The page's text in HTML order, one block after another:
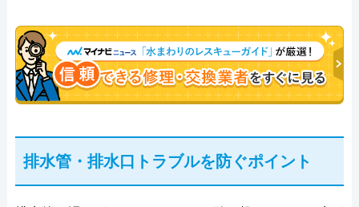
排水管・排水口トラブルを防ぐポイント